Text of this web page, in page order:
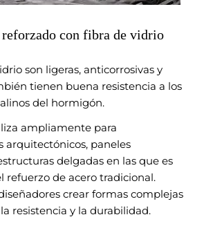
con fibra de vidrio
son ligeras, anticorrosivas y
tienen buena resistencia a los
del hormigón.
ampliamente para
arquitectónicos, paneles
delgadas en las que es
refuerzo de acero tradicional.
crear formas complejas
resistencia y la durabilidad.